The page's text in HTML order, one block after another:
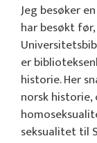
Jeg besøker
har besøkt
er
historie. Her
norsk
seksualitet til